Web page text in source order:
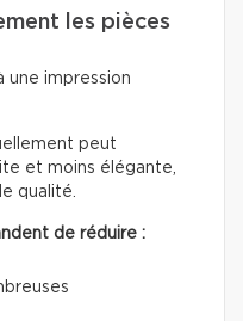
les pièces
une impression
peut
et moins élégante,
qualité.
de réduire :